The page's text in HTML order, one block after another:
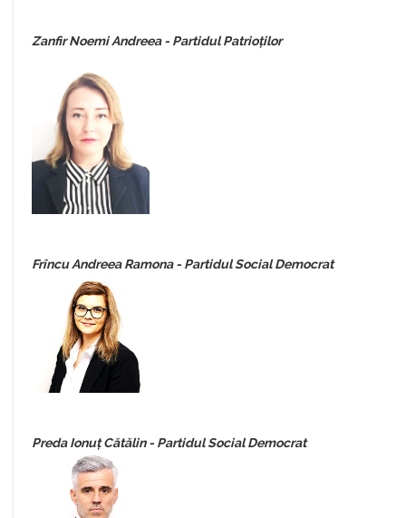
Zanfir Noemi Andreea - Partidul Patrioților
Frîncu Andreea Ramona - Partidul Social Democrat
Preda Ionuț Cătălin - Partidul Social Democrat